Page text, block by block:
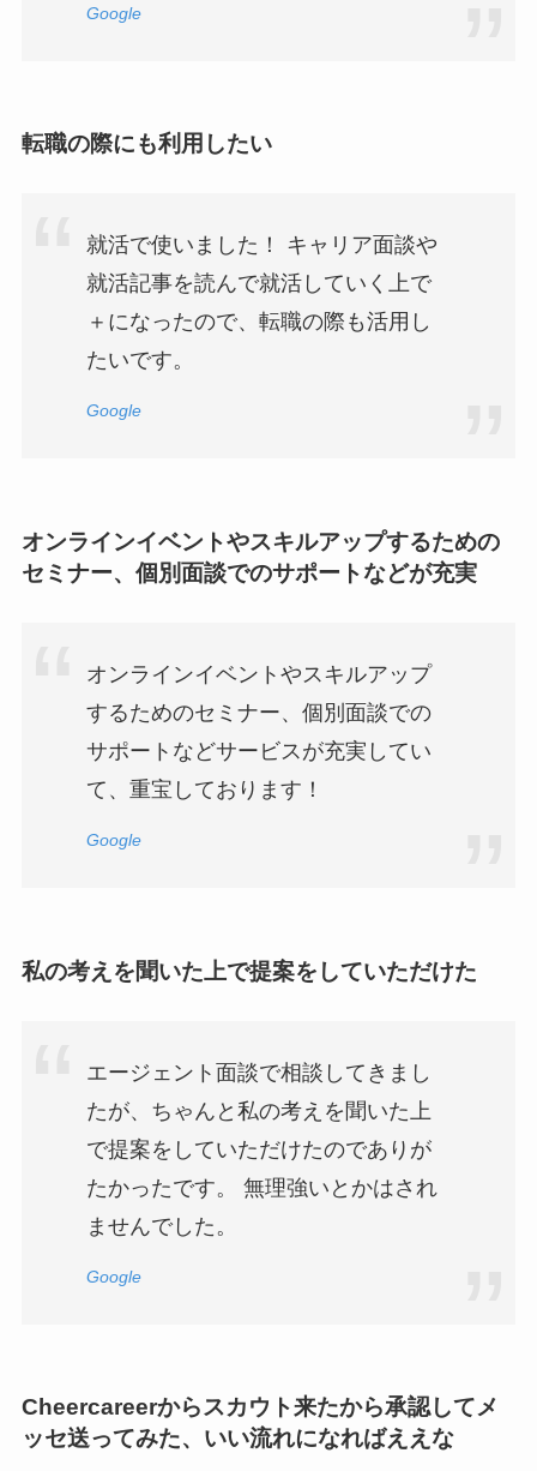
Google
転職の際にも利用したい
就活で使いました！ キャリア面談や
就活記事を読んで就活していく上で
＋になったので、転職の際も活用し
たいです。
Google
オンラインイベントやスキルアップするための
セミナー、個別面談でのサポートなどが充実
オンラインイベントやスキルアップ
するためのセミナー、個別面談での
サポートなどサービスが充実してい
て、重宝しております！
Google
私の考えを聞いた上で提案をしていただけた
エージェント面談で相談してきまし
たが、ちゃんと私の考えを聞いた上
で提案をしていただけたのでありが
たかったです。 無理強いとかはされ
ませんでした。
Google
Cheercareerからスカウト来たから承認してメ
ッセ送ってみた、いい流れになればええな